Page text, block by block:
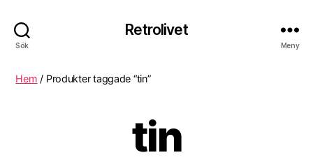
Sök
Retrolivet
Meny
Hem / Produkter taggade “tin”
tin